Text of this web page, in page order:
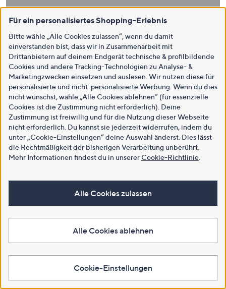
Für ein personalisiertes Shopping-Erlebnis
Bitte wähle „Alle Cookies zulassen“, wenn du damit
einverstanden bist, dass wir in Zusammenarbeit mit
Drittanbietern auf deinem Endgerät technische & profilbildende
Cookies und andere Tracking-Technologien zu Analyse- &
Marketingzwecken einsetzen und auslesen. Wir nutzen diese für
personalisierte und nicht-personalisierte Werbung. Wenn du dies
nicht wünschst, wähle „Alle Cookies ablehnen“ (für essenzielle
Cookies ist die Zustimmung nicht erforderlich). Deine
Zustimmung ist freiwillig und für die Nutzung dieser Webseite
nicht erforderlich. Du kannst sie jederzeit widerrufen, indem du
unter „Cookie-Einstellungen“ deine Auswahl änderst. Dies lässt
die Rechtmäßigkeit der bisherigen Verarbeitung unberührt.
Mehr Informationen findest du in unsererCookie-Richtlinie
Alle Cookies zulassen
Alle Cookies ablehnen
Cookie-Einstellungen